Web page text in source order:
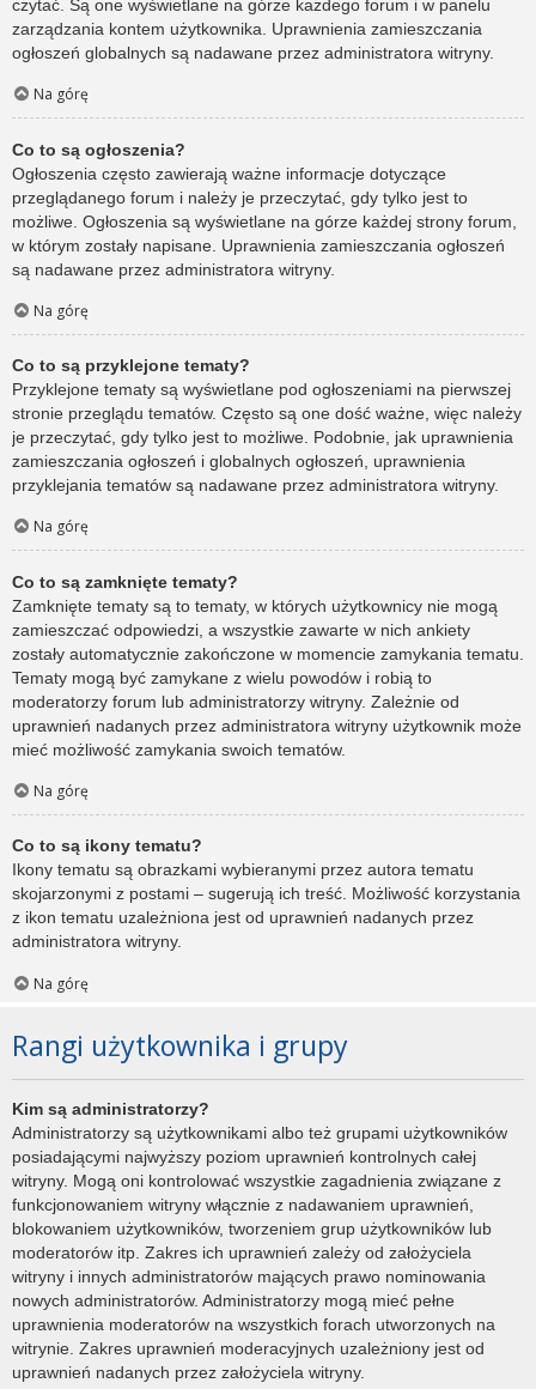
czytać. Są one wyświetlane na górze każdego forum i w panelu
zarządzania kontem użytkownika. Uprawnienia zamieszczania
ogłoszeń globalnych są nadawane przez administratora witryny.
Na górę
Co to są ogłoszenia?
Ogłoszenia często zawierają ważne informacje dotyczące
przeglądanego forum i należy je przeczytać, gdy tylko jest to
możliwe. Ogłoszenia są wyświetlane na górze każdej strony forum,
w którym zostały napisane. Uprawnienia zamieszczania ogłoszeń
są nadawane przez administratora witryny.
Na górę
Co to są przyklejone tematy?
Przyklejone tematy są wyświetlane pod ogłoszeniami na pierwszej
stronie przeglądu tematów. Często są one dość ważne, więc należy
je przeczytać, gdy tylko jest to możliwe. Podobnie, jak uprawnienia
zamieszczania ogłoszeń i globalnych ogłoszeń, uprawnienia
przyklejania tematów są nadawane przez administratora witryny.
Na górę
Co to są zamknięte tematy?
Zamknięte tematy są to tematy, w których użytkownicy nie mogą
zamieszczać odpowiedzi, a wszystkie zawarte w nich ankiety
zostały automatycznie zakończone w momencie zamykania tematu.
Tematy mogą być zamykane z wielu powodów i robią to
moderatorzy forum lub administratorzy witryny. Zależnie od
uprawnień nadanych przez administratora witryny użytkownik może
mieć możliwość zamykania swoich tematów.
Na górę
Co to są ikony tematu?
Ikony tematu są obrazkami wybieranymi przez autora tematu
skojarzonymi z postami – sugerują ich treść. Możliwość korzystania
z ikon tematu uzależniona jest od uprawnień nadanych przez
administratora witryny.
Na górę
Rangi użytkownika i grupy
Kim są administratorzy?
Administratorzy są użytkownikami albo też grupami użytkowników
posiadającymi najwyższy poziom uprawnień kontrolnych całej
witryny. Mogą oni kontrolować wszystkie zagadnienia związane z
funkcjonowaniem witryny włącznie z nadawaniem uprawnień,
blokowaniem użytkowników, tworzeniem grup użytkowników lub
moderatorów itp. Zakres ich uprawnień zależy od założyciela
witryny i innych administratorów mających prawo nominowania
nowych administratorów. Administratorzy mogą mieć pełne
uprawnienia moderatorów na wszystkich forach utworzonych na
witrynie. Zakres uprawnień moderacyjnych uzależniony jest od
uprawnień nadanych przez założyciela witryny.